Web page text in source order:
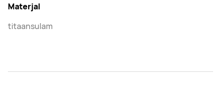
Materjal
titaansulam